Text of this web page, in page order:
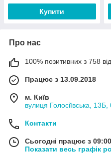
Купити
Про нас
100% позитивних з 758
Працює з 13.09.2018
м. Київ
вулиця Голосіївська,
Контакти
Сьогодні працює з
Показати весь графік